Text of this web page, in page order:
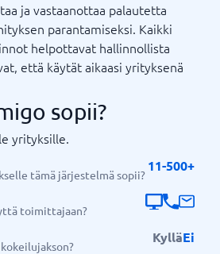
ja vastaanottaa palautetta
parantamiseksi. Kaikki
helpottavat hallinnollista
että käytät aikaasi yrityksenä
sopii?
yrityksille.
tämä järjestelmä sopii?
11-500+
toimittajaan?
KylläEi